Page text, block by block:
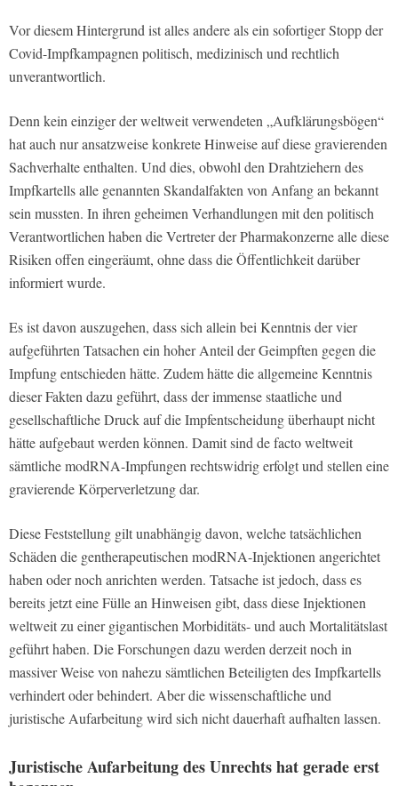
Vor diesem Hintergrund ist alles andere als ein sofortiger Stopp der
Covid-Impfkampagnen politisch, medizinisch und rechtlich
unverantwortlich.
Denn kein einziger der weltweit verwendeten „Aufklärungsbögen“
hat auch nur ansatzweise konkrete Hinweise auf diese gravierenden
Sachverhalte enthalten. Und dies, obwohl den Drahtziehern des
Impfkartells alle genannten Skandalfakten von Anfang an bekannt
sein mussten. In ihren geheimen Verhandlungen mit den politisch
Verantwortlichen haben die Vertreter der Pharmakonzerne alle diese
Risiken offen eingeräumt, ohne dass die Öffentlichkeit darüber
informiert wurde.
Es ist davon auszugehen, dass sich allein bei Kenntnis der vier
aufgeführten Tatsachen ein hoher Anteil der Geimpften gegen die
Impfung entschieden hätte. Zudem hätte die allgemeine Kenntnis
dieser Fakten dazu geführt, dass der immense staatliche und
gesellschaftliche Druck auf die Impfentscheidung überhaupt nicht
hätte aufgebaut werden können. Damit sind de facto weltweit
sämtliche modRNA-Impfungen rechtswidrig erfolgt und stellen eine
gravierende Körperverletzung dar.
Diese Feststellung gilt unabhängig davon, welche tatsächlichen
Schäden die gentherapeutischen modRNA-Injektionen angerichtet
haben oder noch anrichten werden. Tatsache ist jedoch, dass es
bereits jetzt eine Fülle an Hinweisen gibt, dass diese Injektionen
weltweit zu einer gigantischen Morbiditäts- und auch Mortalitätslast
geführt haben. Die Forschungen dazu werden derzeit noch in
massiver Weise von nahezu sämtlichen Beteiligten des Impfkartells
verhindert oder behindert. Aber die wissenschaftliche und
juristische Aufarbeitung wird sich nicht dauerhaft aufhalten lassen.
Juristische Aufarbeitung des Unrechts hat gerade erst